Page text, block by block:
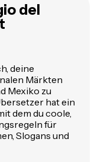
del
deine
Märkten
Mexiko zu
hat ein
dem du coole,
für
Slogans und